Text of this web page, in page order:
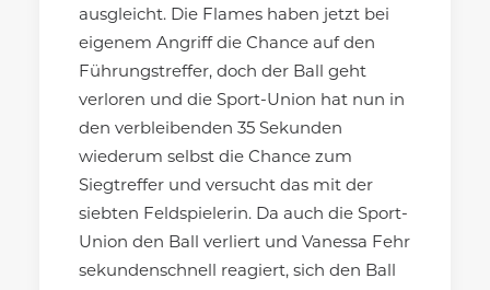
ausgleicht. Die Flames haben jetzt bei
eigenem Angriff die Chance auf den
Führungstreffer, doch der Ball geht
verloren und die Sport-Union hat nun in
den verbleibenden 35 Sekunden
wiederum selbst die Chance zum
Siegtreffer und versucht das mit der
siebten Feldspielerin. Da auch die Sport-
Union den Ball verliert und Vanessa Fehr
sekundenschnell reagiert, sich den Ball